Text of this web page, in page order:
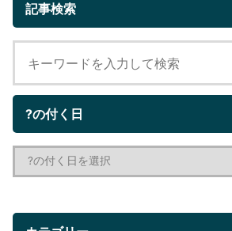
記事検索
?の付く日